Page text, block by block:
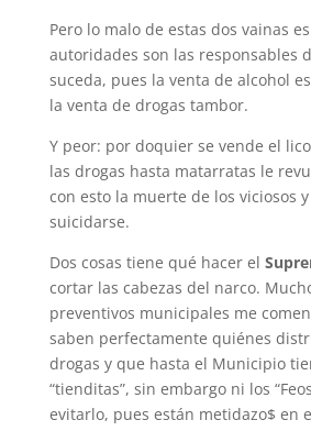
Pero lo malo de estas dos vainas
autoridades son las responsables
suceda, pues la venta de alcohol
la venta de drogas tambor.
Y peor: por doquier se vende el
las drogas hasta matarratas le
con esto la muerte de los viciosos
suicidarse.
Dos cosas tiene qué hacer el
cortar las cabezas del narco.
preventivos municipales me
saben perfectamente quiénes
drogas y que hasta el Municipio
“tienditas”, sin embargo ni los
evitarlo, pues están metidazo$ en